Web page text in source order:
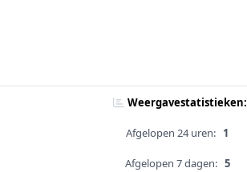
Weergavestatistieken:
Afgelopen 24 uren: 1
Afgelopen 7 dagen: 5